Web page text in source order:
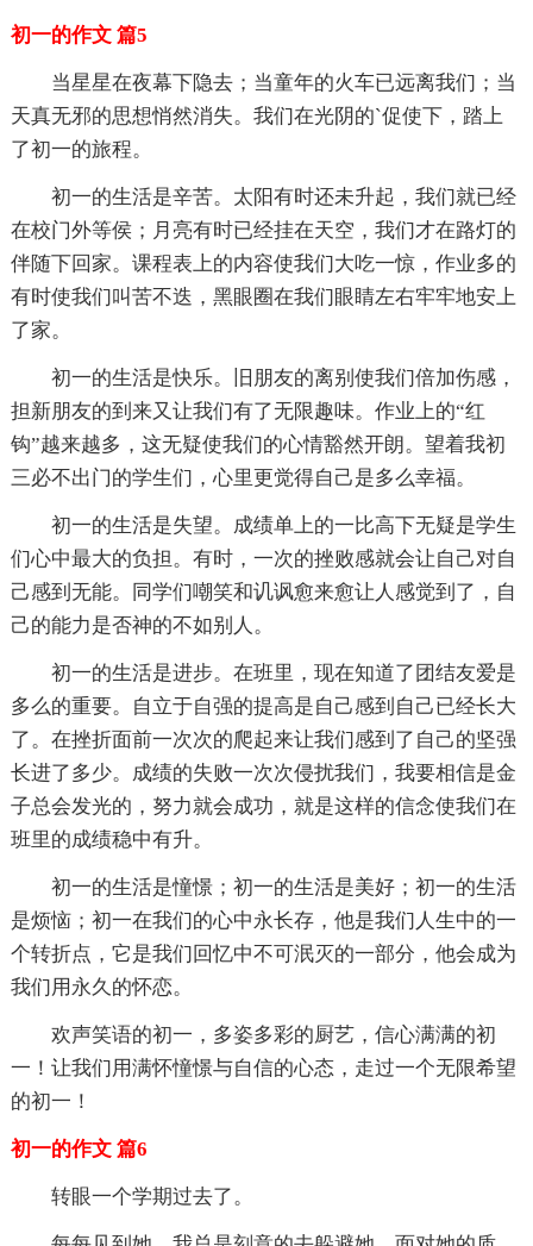
初一的作文 篇5
当星星在夜幕下隐去；当童年的火车已远离我们；当
天真无邪的思想悄然消失。我们在光阴的`促使下，踏上
了初一的旅程。
初一的生活是辛苦。太阳有时还未升起，我们就已经
在校门外等侯；月亮有时已经挂在天空，我们才在路灯的
伴随下回家。课程表上的内容使我们大吃一惊，作业多的
有时使我们叫苦不迭，黑眼圈在我们眼睛左右牢牢地安上
了家。
初一的生活是快乐。旧朋友的离别使我们倍加伤感，
担新朋友的到来又让我们有了无限趣味。作业上的“红
钩”越来越多，这无疑使我们的心情豁然开朗。望着我初
三必不出门的学生们，心里更觉得自己是多么幸福。
初一的生活是失望。成绩单上的一比高下无疑是学生
们心中最大的负担。有时，一次的挫败感就会让自己对自
己感到无能。同学们嘲笑和讥讽愈来愈让人感觉到了，自
己的能力是否神的不如别人。
初一的生活是进步。在班里，现在知道了团结友爱是
多么的重要。自立于自强的提高是自己感到自己已经长大
了。在挫折面前一次次的爬起来让我们感到了自己的坚强
长进了多少。成绩的失败一次次侵扰我们，我要相信是金
子总会发光的，努力就会成功，就是这样的信念使我们在
班里的成绩稳中有升。
初一的生活是憧憬；初一的生活是美好；初一的生活
是烦恼；初一在我们的心中永长存，他是我们人生中的一
个转折点，它是我们回忆中不可泯灭的一部分，他会成为
我们用永久的怀恋。
欢声笑语的初一，多姿多彩的厨艺，信心满满的初
一！让我们用满怀憧憬与自信的心态，走过一个无限希望
的初一！
初一的作文 篇6
转眼一个学期过去了。